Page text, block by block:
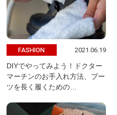
FASHION 2021.06.19
DIYでやってみよう！ドクター
マーチンのお手入れ方法、ブー
ツを長く履くための…